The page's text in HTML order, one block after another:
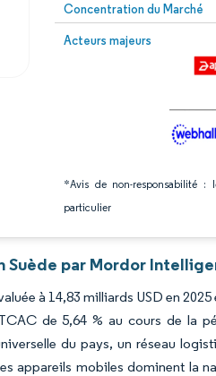
Concentration du Marché
Acteurs majeurs
*Avis de non-responsabilité :
particulier
Image © Mordor Intelligence. La
Suède par Mordor
à 14,83 milliards USD en
de 5,64 % au cours de la
du pays, un réseau
appareils mobiles dominent la